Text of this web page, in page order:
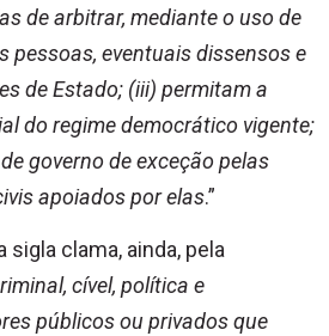
de arbitrar, mediante o uso de
pessoas, eventuais dissensos e
de Estado; (iii) permitam a
do regime democrático vigente;
governo de exceção pelas
apoiados por elas.”
clama, ainda, pela
cível, política e
públicos ou privados que